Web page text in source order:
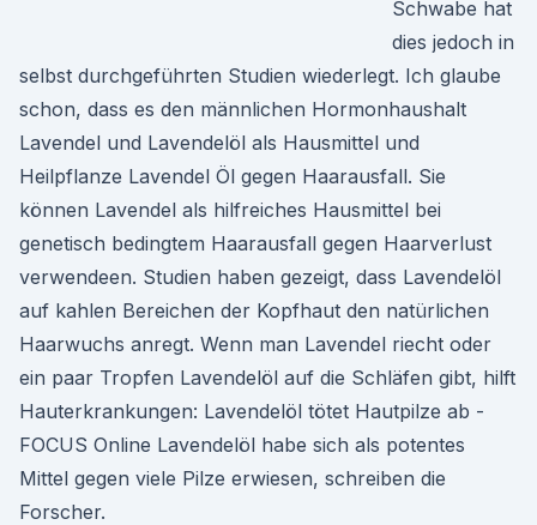
Schwabe hat
dies jedoch in
selbst durchgeführten Studien wiederlegt. Ich glaube
schon, dass es den männlichen Hormonhaushalt
Lavendel und Lavendelöl als Hausmittel und
Heilpflanze Lavendel Öl gegen Haarausfall. Sie
können Lavendel als hilfreiches Hausmittel bei
genetisch bedingtem Haarausfall gegen Haarverlust
verwendeen. Studien haben gezeigt, dass Lavendelöl
auf kahlen Bereichen der Kopfhaut den natürlichen
Haarwuchs anregt. Wenn man Lavendel riecht oder
ein paar Tropfen Lavendelöl auf die Schläfen gibt, hilft
Hauterkrankungen: Lavendelöl tötet Hautpilze ab -
FOCUS Online Lavendelöl habe sich als potentes
Mittel gegen viele Pilze erwiesen, schreiben die
Forscher.